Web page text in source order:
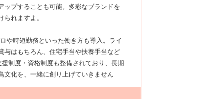
ップすることも可能。多彩なブランドを
れますよ。
や時短勤務といった働き方も導入。ライ
与はもちろん、住宅手当や扶養手当など
制度・資格制度も整備されており、長期
文化を、一緒に創り上げていきません